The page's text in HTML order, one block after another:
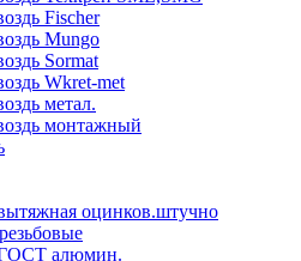
Fischer
Mungo
Sormat
Wkret-met
метал.
монтажный
оцинков.штучно
ГОСТ алюмин.